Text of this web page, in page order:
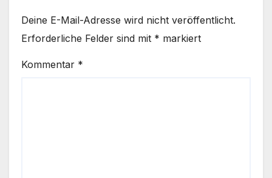
Deine E-Mail-Adresse wird nicht veröffentlicht.
Erforderliche Felder sind mit * markiert
Kommentar *